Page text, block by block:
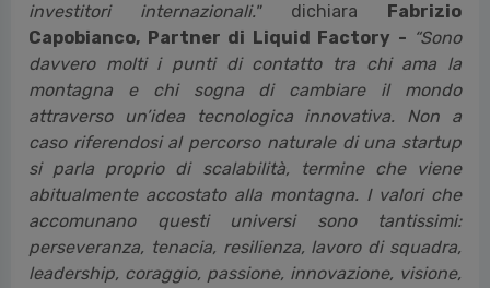
investitori internazionali." dichiara Fabrizio
Capobianco, Partner di Liquid Factory - “Sono
davvero molti i punti di contatto tra chi ama la
montagna e chi sogna di cambiare il mondo
attraverso un’idea tecnologica innovativa. Non a
caso riferendosi al percorso naturale di una startup
si parla proprio di scalabilità, termine che viene
abitualmente accostato alla montagna. I valori che
accomunano questi universi sono tantissimi:
perseveranza, tenacia, resilienza, lavoro di squadra,
leadership, coraggio, passione, innovazione, visione,